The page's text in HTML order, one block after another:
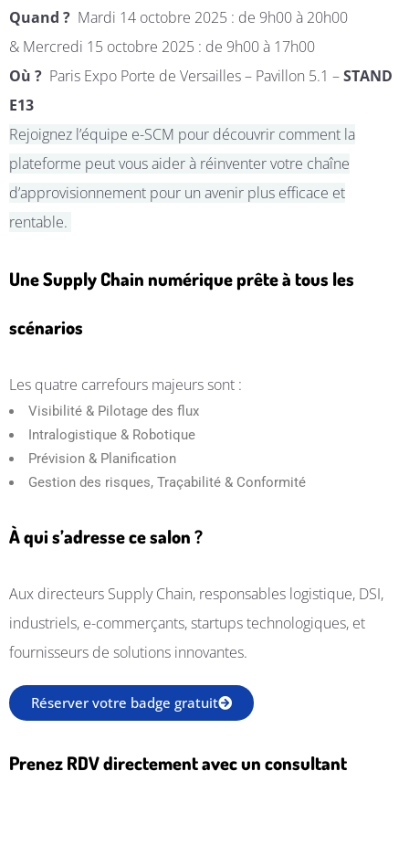
Quand ? Mardi 14 octobre 2025 : de 9h00 à 20h00
& Mercredi 15 octobre 2025 : de 9h00 à 17h00
Où ? Paris Expo Porte de Versailles – Pavillon 5.1 –STAND
E13
Rejoignez l’équipe e-SCM pour découvrir comment la
plateforme peut vous aider à réinventer votre chaîne
d’approvisionnement pour un avenir plus efficace et
rentable.
Une Supply Chain numérique prête à tous les
scénarios​
Les quatre carrefours majeurs sont :
Visibilité & Pilotage des flux
Intralogistique & Robotique
Prévision & Planification
Gestion des risques, Traçabilité & Conformité
À qui s’adresse ce salon ?​
Aux directeurs Supply Chain, responsables logistique, DSI,
industriels, e-commerçants, startups technologiques, et
fournisseurs de solutions innovantes.
Réserver votre badge gratuit
Prenez RDV directement avec un consultant